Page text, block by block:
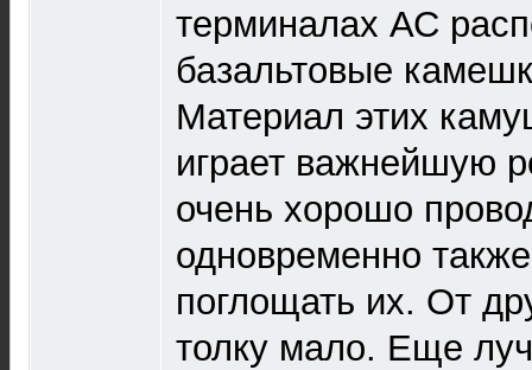
терминалах АС
базальтовые
Материал этих
играет важнейшую
очень хорошо
одновременно
поглощать их. От
толку мало. Еще